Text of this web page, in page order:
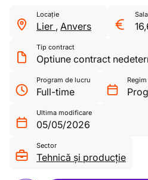
Locație
Lier , Anvers
Tip contract
Optiune contract
Program de lucru
Full-time
Ultima modificare
05/05/2026
Sector
Tehnică și producție